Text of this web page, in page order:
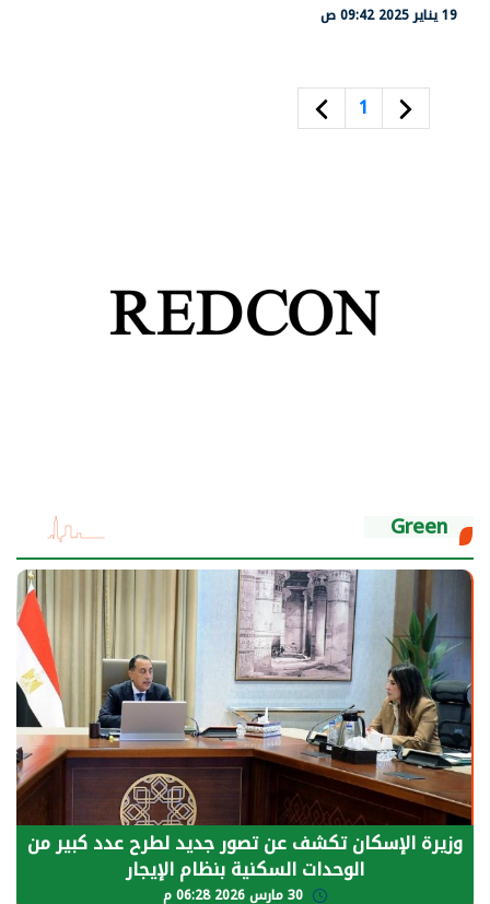
19 يناير 2025 09:42 ص
1
Green
وزيرة الإسكان تكشف عن تصور جديد لطرح عدد كبير من
الوحدات السكنية بنظام الإيجار